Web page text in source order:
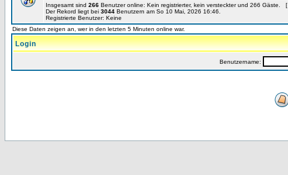
Insgesamt sind 266 Benutzer online: Kein registrierter, kein versteckter und 266 Gäste. [
Der Rekord liegt bei 3044 Benutzern am So 10 Mai, 2026 16:46.
Registrierte Benutzer: Keine
Diese Daten zeigen an, wer in den letzten 5 Minuten online war.
Login
Benutzername: